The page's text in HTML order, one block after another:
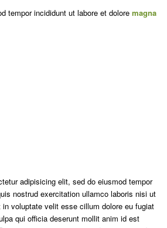
tempor incididunt ut labore et dolore magna
adipisicing elit, sed do eiusmod tempor
nostrud exercitation ullamco laboris nisi ut
voluptate velit esse cillum dolore eu fugiat
qui officia deserunt mollit anim id est